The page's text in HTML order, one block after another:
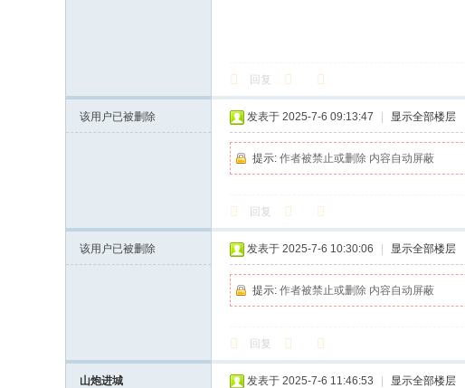
回复
该用户已被删除 发表于 2025-7-6 09:13:47 显示全部楼层
提示: 作者被禁止或删除 内容自动屏蔽
回复
该用户已被删除 发表于 2025-7-6 10:30:06 显示全部楼层
提示: 作者被禁止或删除 内容自动屏蔽
回复
山炮进城 发表于 2025-7-6 11:46:53 显示全部楼层